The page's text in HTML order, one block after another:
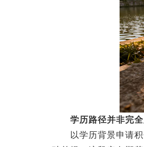
学历路径并非完
以学历背景申请积